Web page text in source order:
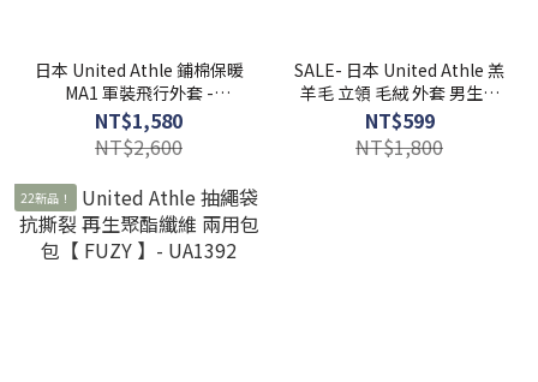
日本 United Athle 鋪棉保暖
MA1 軍裝飛行外套 -
UA7490
NT$1,580
NT$2,600
SALE- 日本 United Athle 羔
羊毛 立領 毛絨 外套 男生外
套 - UA7495
NT$599
NT$1,800
22新品！